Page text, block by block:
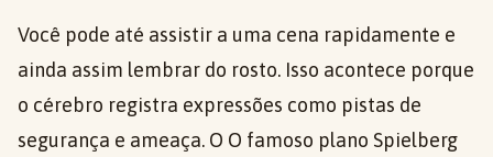
Você pode até assistir a uma cena rapidamente e
ainda assim lembrar do rosto. Isso acontece porque
o cérebro registra expressões como pistas de
segurança e ameaça. O O famoso plano Spielberg